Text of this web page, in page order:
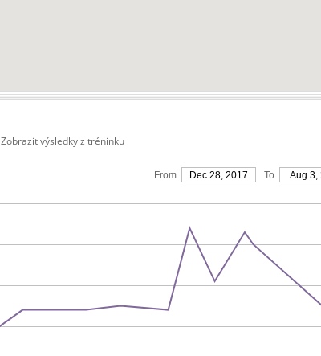
Zobrazit výsledky z tréninku
From Dec 28, 2017 To Aug 3,